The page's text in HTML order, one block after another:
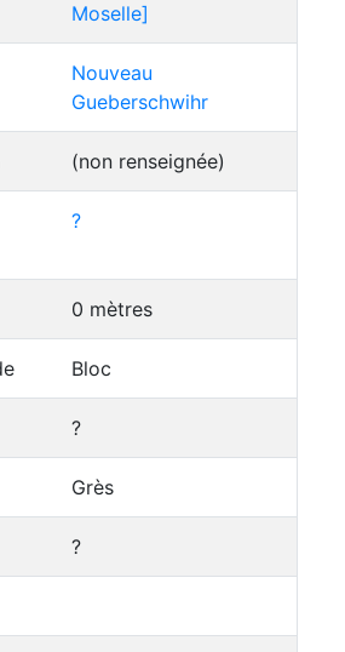
Moselle]
Nouveau
Gueberschwihr
(non renseignée)
?
0 mètres
Bloc
?
Grès
?